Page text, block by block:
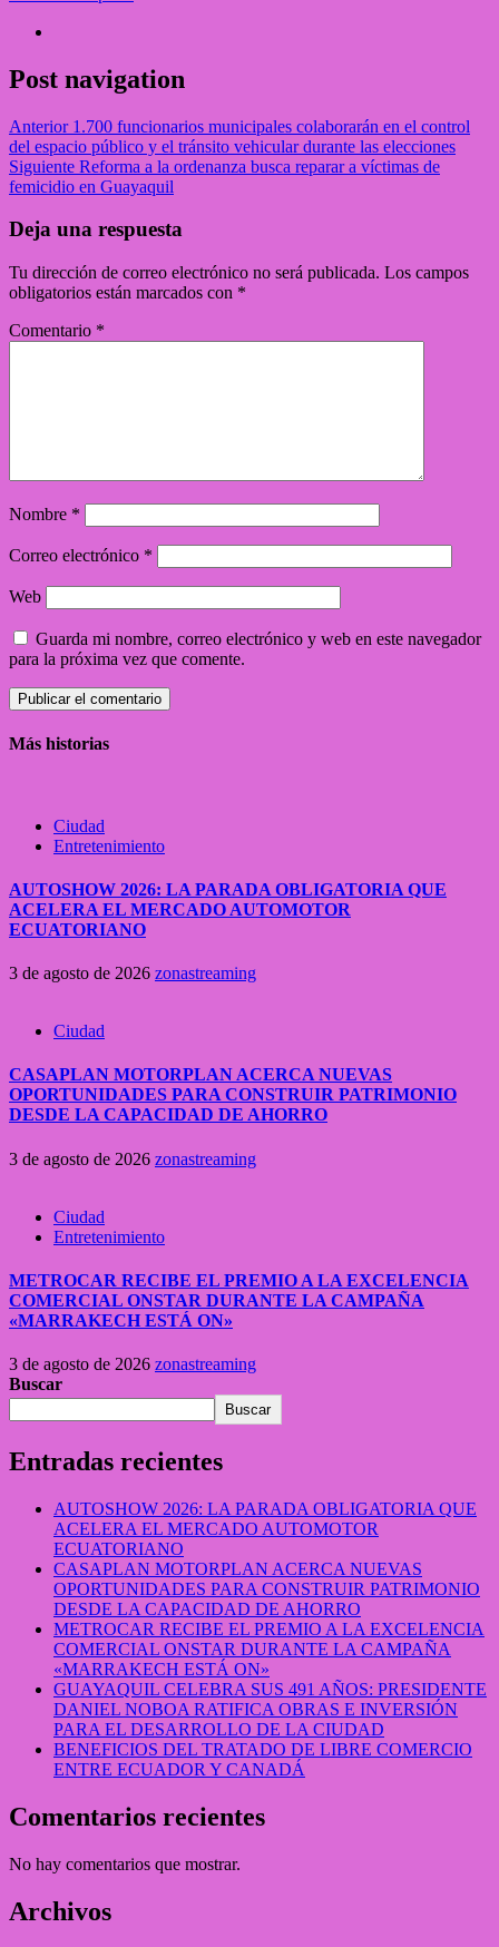
Post navigation
Anterior1.700 funcionarios municipales colaborarán en el control
del espacio público y el tránsito vehicular durante las elecciones
Siguiente Reforma a la ordenanza busca reparar a víctimas de
femicidio en Guayaquil
Deja una respuesta
Tu dirección de correo electrónico no será publicada. Los campos
obligatorios están marcados con *
Comentario *
Nombre *
Correo electrónico *
Web
Guarda mi nombre, correo electrónico y web en este navegador
para la próxima vez que comente.
Más historias
Ciudad
Entretenimiento
AUTOSHOW 2026: LA PARADA OBLIGATORIA QUE
ACELERA EL MERCADO AUTOMOTOR
ECUATORIANO
3 de agosto de 2026 zonastreaming
Ciudad
CASAPLAN MOTORPLAN ACERCA NUEVAS
OPORTUNIDADES PARA CONSTRUIR PATRIMONIO
DESDE LA CAPACIDAD DE AHORRO
3 de agosto de 2026 zonastreaming
Ciudad
Entretenimiento
METROCAR RECIBE EL PREMIO A LA EXCELENCIA
COMERCIAL ONSTAR DURANTE LA CAMPAÑA
«MARRAKECH ESTÁ ON»
3 de agosto de 2026 zonastreaming
Buscar
Buscar
Entradas recientes
AUTOSHOW 2026: LA PARADA OBLIGATORIA QUE
ACELERA EL MERCADO AUTOMOTOR
ECUATORIANO
CASAPLAN MOTORPLAN ACERCA NUEVAS
OPORTUNIDADES PARA CONSTRUIR PATRIMONIO
DESDE LA CAPACIDAD DE AHORRO
METROCAR RECIBE EL PREMIO A LA EXCELENCIA
COMERCIAL ONSTAR DURANTE LA CAMPAÑA
«MARRAKECH ESTÁ ON»
GUAYAQUIL CELEBRA SUS 491 AÑOS: PRESIDENTE
DANIEL NOBOA RATIFICA OBRAS E INVERSIÓN
PARA EL DESARROLLO DE LA CIUDAD
BENEFICIOS DEL TRATADO DE LIBRE COMERCIO
ENTRE ECUADOR Y CANADÁ
Comentarios recientes
No hay comentarios que mostrar.
Archivos